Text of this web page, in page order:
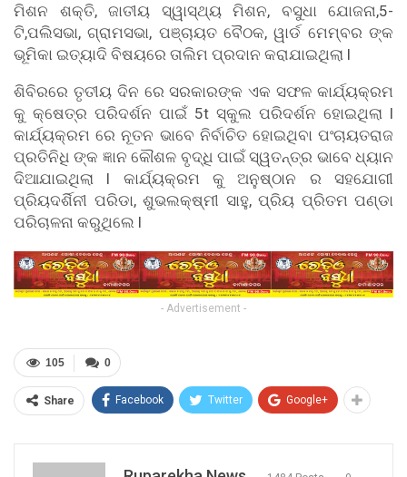
ମିଶନ ଶକ୍ତି, ଜାତୀୟ ସ୍ୱାସ୍ଥ୍ୟ ମିଶନ, ବସୁଧା ଯୋଜନା,5-
ଟି,ପଲିସଭା, ଗ୍ରାମସଭା, ପଞ୍ଚାୟତ ବୈଠକ, ୱାର୍ଡ ମେମ୍ବର ଙ୍କ
ଭୂମିକା ଇତ୍ୟାଦି ବିଷୟରେ ତାଲିମ ପ୍ରଦାନ କରାଯାଇଥିଲା l
ଶିବିରରେ ତୃତୀୟ ଦିନ ରେ ସରକାରଙ୍କ ଏକ ସଫଳ କାର୍ଯ୍ୟକ୍ରମ
କୁ କ୍ଷେତ୍ର ପରିଦର୍ଶନ ପାଇଁ 5t ସ୍କୁଲ ପରିଦର୍ଶନ ହୋଇଥିଲା l
କାର୍ଯ୍ୟକ୍ରମ ରେ ନୂତନ ଭାବେ ନିର୍ବାଚିତ ହୋଇଥିବା ପଂଚାୟତରାଜ
ପ୍ରତିନିଧି ଙ୍କ ଜ୍ଞାନ କୌଶଳ ବୃଦ୍ଧି ପାଇଁ ସ୍ୱତନ୍ତ୍ର ଭାବେ ଧ୍ୟାନ
ଦିଆଯାଇଥିଲା l କାର୍ଯ୍ୟକ୍ରମ କୁ ଅନୁଷ୍ଠାନ ର ସହଯୋଗୀ
ପ୍ରିୟଦର୍ଶିନୀ ପରିଡା, ଶୁଭଲକ୍ଷ୍ମୀ ସାହୁ, ପ୍ରିୟ ପ୍ରିତମ ପଣ୍ଡା
ପରିଚାଳନା କରୁଥିଲେ l
- Advertisement -
0
105
Share Facebook Twitter Google+